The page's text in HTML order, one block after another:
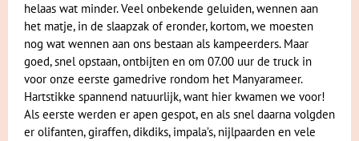
helaas wat minder. Veel onbekende geluiden, wennen aan
het matje, in de slaapzak of eronder, kortom, we moesten
nog wat wennen aan ons bestaan als kampeerders. Maar
goed, snel opstaan, ontbijten en om 07.00 uur de truck in
voor onze eerste gamedrive rondom het Manyarameer.
Hartstikke spannend natuurlijk, want hier kwamen we voor!
Als eerste werden er apen gespot, en als snel daarna volgden
er olifanten, giraffen, dikdiks, impala’s, nijlpaarden en vele